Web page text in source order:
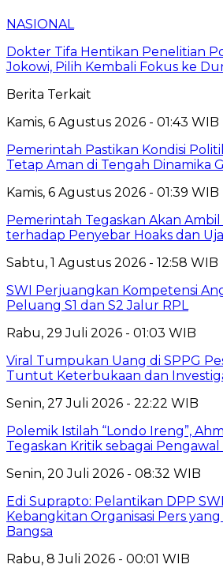
NASIONAL
Dokter Tifa Hentikan Penelitian
Jokowi, Pilih Kembali Fokus ke
Berita Terkait
Kamis, 6 Agustus 2026 - 01:43 WIB
Pemerintah Pastikan Kondisi
Tetap Aman di Tengah Dinamika
Kamis, 6 Agustus 2026 - 01:39 WIB
Pemerintah Tegaskan Akan
terhadap Penyebar Hoaks dan
Sabtu, 1 Agustus 2026 - 12:58 WIB
SWI Perjuangkan Kompetensi
Peluang S1 dan S2 Jalur RPL
Rabu, 29 Juli 2026 - 01:03 WIB
Viral Tumpukan Uang di SPPG
Tuntut Keterbukaan dan
Senin, 27 Juli 2026 - 22:22 WIB
Polemik Istilah “Londo Ireng”,
Tegaskan Kritik sebagai Pengawal
Senin, 20 Juli 2026 - 08:32 WIB
Edi Suprapto: Pelantikan DPP
Kebangkitan Organisasi Pers
Bangsa
Rabu, 8 Juli 2026 - 00:01 WIB